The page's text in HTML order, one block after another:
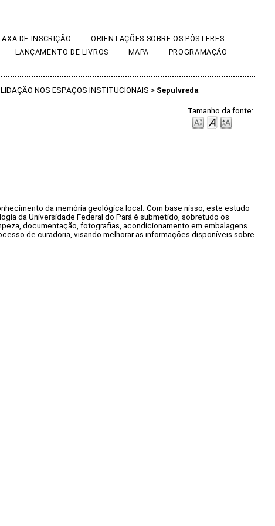
DE INSCRIÇÃO
ORIENTAÇÕES SOBRE OS PÔSTERES
LANÇAMENTO DE LIVROS MAPA
PROGRAMAÇÃO
NOS ESPAÇOS INSTITUCIONAIS > Sepulvreda
Tamanho da fonte:
da memória geológica local. Com base nisso, este estudo
da Universidade Federal do Pará é submetido, sobretudo os
documentação, fotografias, acondicionamento em embalagens
de curadoria, visando melhorar as informações disponíveis sobre